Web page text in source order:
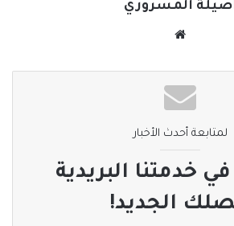
المسروري
لمتابعة أحدث الأخبار
خدمتنا البريدية
الجديد!